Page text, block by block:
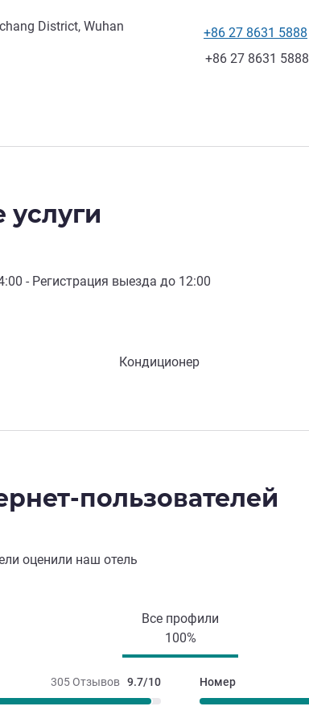
District, Wuhan
Телефон
+86 27 8631 5888
Факс
+86 27 8631 5888
услуги
- Регистрация выезда до 12:00
Кондиционер
пользователей
оценили наш отель
Все профили
100%
305 Отзывов 9.7/10 Номер